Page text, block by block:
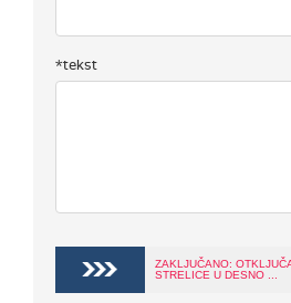
*tekst
ZAKLJUČANO:
STRELICE U DESNO ...